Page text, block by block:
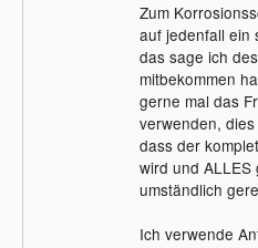
Zum
auf jedenfall ein
das sage ich
mitbekommen
gerne mal das
verwenden,
dass der
wird und
umständlich
Ich verwende